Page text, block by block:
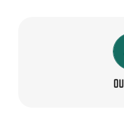
Alexander, Bas,